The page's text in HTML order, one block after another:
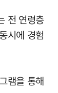
전 연령층
시에 경험
램을 통해